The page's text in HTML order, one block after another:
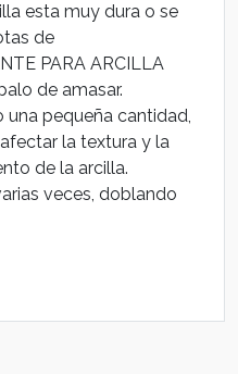
esta muy dura o se
de
PARA ARCILLA
de amasar.
una pequeña cantidad,
la textura y la
de la arcilla.
veces, doblando